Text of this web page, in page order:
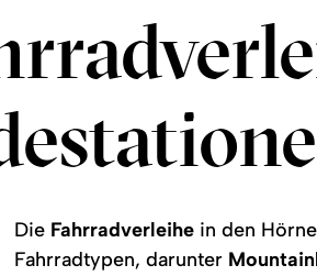
Die Fahrradverleihe in den
Fahrradtypen, darunter